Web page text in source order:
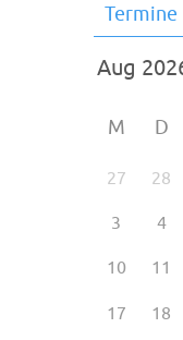
Termine
M D
27 28
3 4
10 11
17 18